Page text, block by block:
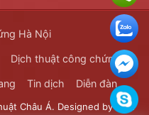
Hà Nội
Dịch thuật công chứng
Tin dịch Diễn đàn
Châu Á. Designed byDịch